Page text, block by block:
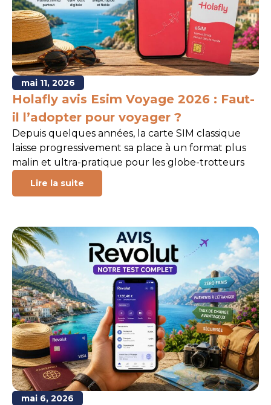
mai 11, 2026
Holafly avis Esim Voyage 2026 : Faut-
il l’adopter pour voyager ?
Depuis quelques années, la carte SIM classique
laisse progressivement sa place à un format plus
malin et ultra-pratique pour les globe-trotteurs
Lire la suite
mai 6, 2026